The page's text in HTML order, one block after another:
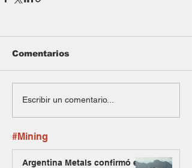
Comentarios
Escribir un comentario...
#Mining
Argentina Metals confirmó el